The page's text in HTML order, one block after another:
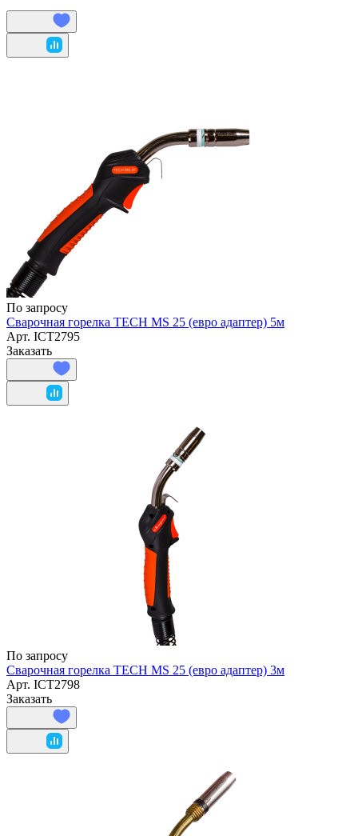
По запросу
Сварочная горелка TECH MS 25 (евро адаптер) 5м
Арт. ICT2795
Заказать
По запросу
Сварочная горелка TECH MS 25 (евро адаптер) 3м
Арт. ICT2798
Заказать